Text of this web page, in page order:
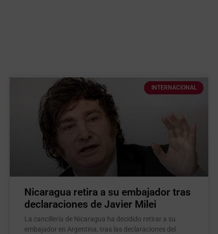
INTERNACIONAL
Nicaragua retira a su embajador tras
declaraciones de Javier Milei
La cancillería de Nicaragua ha decidido retirar a su
embajador en Argentina, tras las declaraciones del